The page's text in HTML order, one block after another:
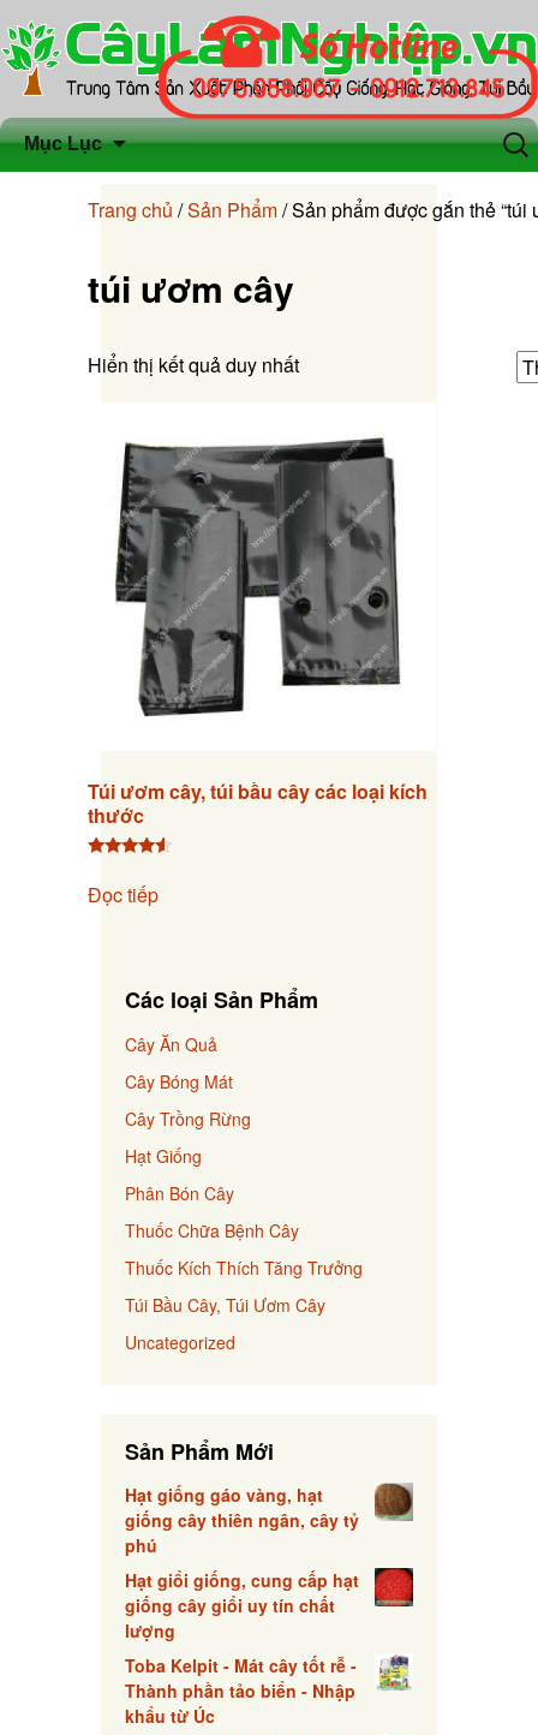
Mục Lục
Chuyển
dung
Tìm
kiếm
Trang chủ /Sản Phẩm/ Sản phẩm được gắn thẻ “túi
túi ươm cây
Hiển thị kết quả duy nhất
Túi ươm cây, túi bầu cây các loại kích
thước
hạng
4.33
Đọc tiếp
Các loại Sản Phẩm
Cây Ăn Quả
Cây Bóng Mát
Cây Trồng Rừng
Hạt Giống
Phân Bón Cây
Thuốc Chữa Bệnh Cây
Thuốc Kích Thích Tăng Trưởng
Túi Bầu Cây, Túi Ươm Cây
Uncategorized
Sản Phẩm Mới
Hạt giống gáo vàng, hạt
giống cây thiên ngân, cây tỷ
phú
Hạt giổi giống, cung cấp hạt
giống cây giổi uy tín chất
lượng
Toba Kelpit - Mát cây tốt rễ -
Thành phần tảo biển - Nhập
khẩu từ Úc